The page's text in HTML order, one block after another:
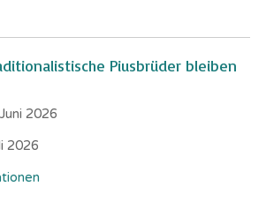
Piusbrüder bleiben
2026
2026